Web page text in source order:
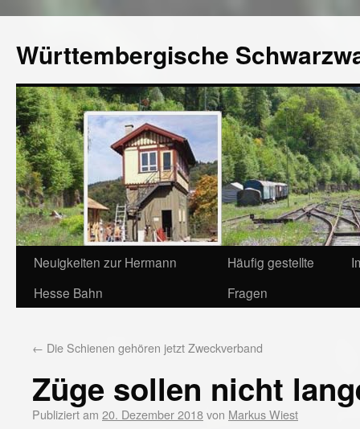
Württembergische
Neuigkeiten zur Hermann
Hesse Bahn
Häufig gestellte
Fragen
← Die Schienen gehören jetzt Zweckverband
Züge sollen nicht
Publiziert am 20. Dezember 2018von Markus Wiest